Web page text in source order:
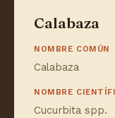
Calabaza
NOMBRE COMÚN
Calabaza
NOMBRE
Cucurbita spp.